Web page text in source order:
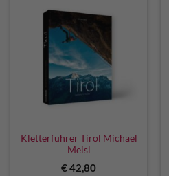
Kletterführer Tirol Michael
Meisl
€ 42,80